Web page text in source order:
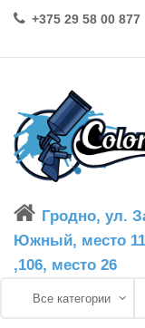
+375 29 58 00 877
Гродно, ул.
Южный, место
,106, место 26